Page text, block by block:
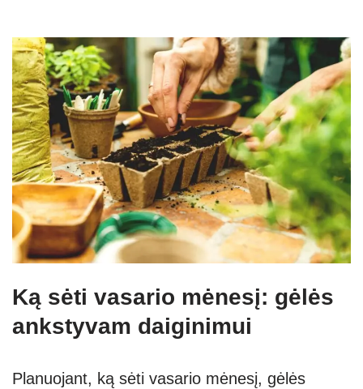
Ką sėti vasario mėnesį: gėlės
ankstyvam daiginimui
Planuojant, ką sėti vasario mėnesį, gėlės